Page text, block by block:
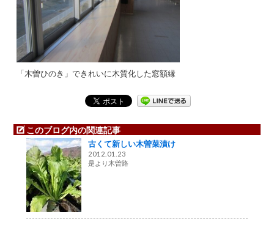
「木曽ひのき」できれいに木質化した窓額縁
このブログ内の関連記事
古くて新しい木曽菜漬け
2012.01.23
是より木曽路